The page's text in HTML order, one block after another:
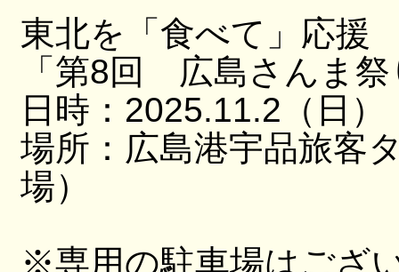
東北を「食べて」応援
「第8回 広島さんま祭
日時：2025.11.2（日
場所：広島港宇品旅客
場）
※専用の駐車場はござ